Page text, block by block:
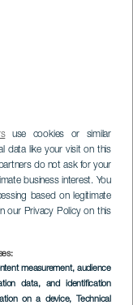
use cookies or similar
data like your visit on this
do not ask for your
business interest. You
based on legitimate
our Privacy Policy on this
measurement, audience
data, and identification
on a device, Technical